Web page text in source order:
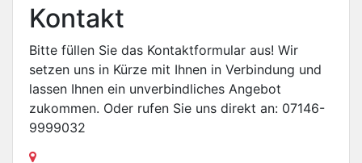
Kontakt
Bitte füllen Sie das Kontaktformular aus! Wir
setzen uns in Kürze mit Ihnen in Verbindung und
lassen Ihnen ein unverbindliches Angebot
zukommen. Oder rufen Sie uns direkt an: 07146-
9999032